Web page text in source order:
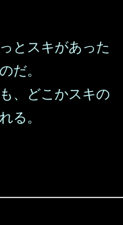
とスキがあった
だ。
、どこかスキの
る。